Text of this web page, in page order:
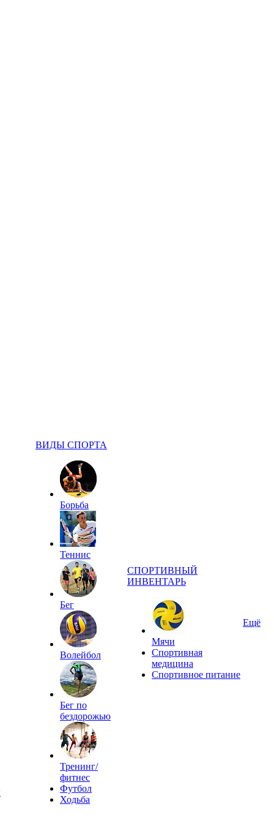
ВИДЫ СПОРТА
Борьба
Теннис
Бег
Волейбол
Бег по
бездорожью
Тренинг/
фитнес
Футбол
Ходьба
СПОРТИВНЫЙ
ИНВЕНТАРЬ
Мячи
Спортивная
медицина
Спортивное питание
Ещё